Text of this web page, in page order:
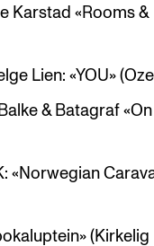
Karstad «Rooms &
Lien: «YOU»
& Batagraf «On
«Norwegian
(Kirkelig